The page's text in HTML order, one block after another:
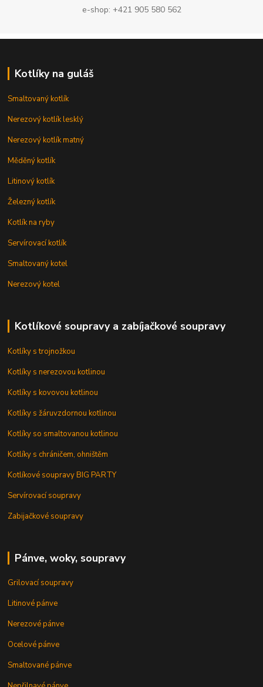
e-shop: +421 905 580 562
Kotlíky na guláš
Smaltovaný kotlík
Nerezový kotlík lesklý
Nerezový kotlík matný
Měděný kotlík
Litinový kotlík
Železný kotlík
Kotlík na ryby
Servírovací kotlík
Smaltovaný kotel
Nerezový kotel
Kotlíkové soupravy a zabíjačkové soupravy
Kotlíky s trojnožkou
Kotlíky s nerezovou kotlinou
Kotlíky s kovovou kotlinou
Kotlíky s žáruvzdornou kotlinou
Kotlíky so smaltovanou kotlinou
Kotlíky s chráničem, ohništěm
Kotlíkové soupravy BIG PARTY
Servírovací soupravy
Zabijačkové soupravy
Pánve, woky, soupravy
Grilovací soupravy
Litinové pánve
Nerezové pánve
Ocelové pánve
Smaltované pánve